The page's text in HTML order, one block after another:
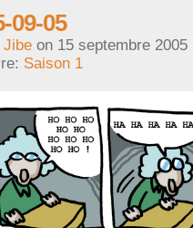
09-05
Jibe on 15 septembre 2005
Saison 1